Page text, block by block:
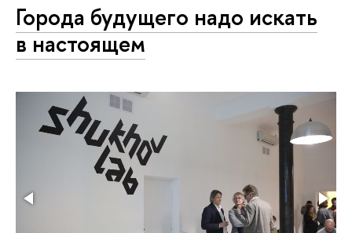
Города будущего надо искать
в настоящем